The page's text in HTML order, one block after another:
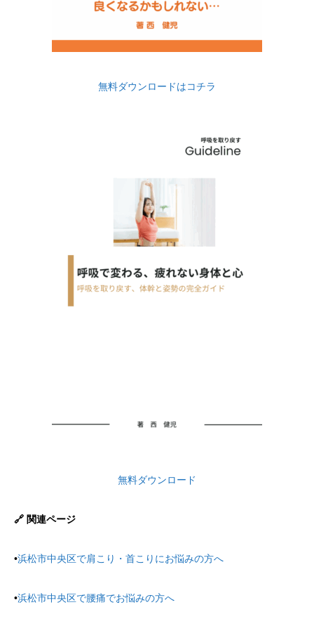
無料ダウンロードはコチラ
無料ダウンロード
🔗 関連ページ
•浜松市中央区で肩こり・首こりにお悩みの方へ
•浜松市中央区で腰痛でお悩みの方へ